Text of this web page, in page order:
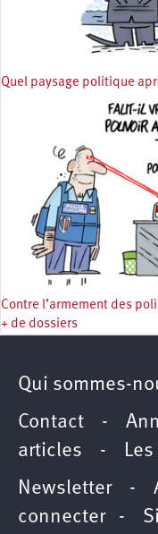
Quel paysage politique
Contre l’armement des
+ de dossiers
Qui sommes-
Contact -
articles -
Newsletter-
connecter-